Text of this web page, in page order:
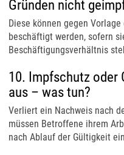
Gründen nicht
Diese können gegen
beschäftigt werden, sofern
Beschäftigungsverhältnis
10. Impfschutz oder
aus – was tun?
Verliert ein Nachweis nach
müssen Betroffene ihrem
nach Ablauf der Gültigkeit